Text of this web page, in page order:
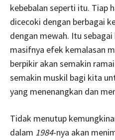
kebebalan seperti itu. Tiap
dicecoki dengan berbagai
dengan mewah. Itu
masifnya efek kemalasan
berpikir akan semakin
semakin muskil bagi kita
yang menenangkan dan
Tidak menutup
dalam 1984-nya akan